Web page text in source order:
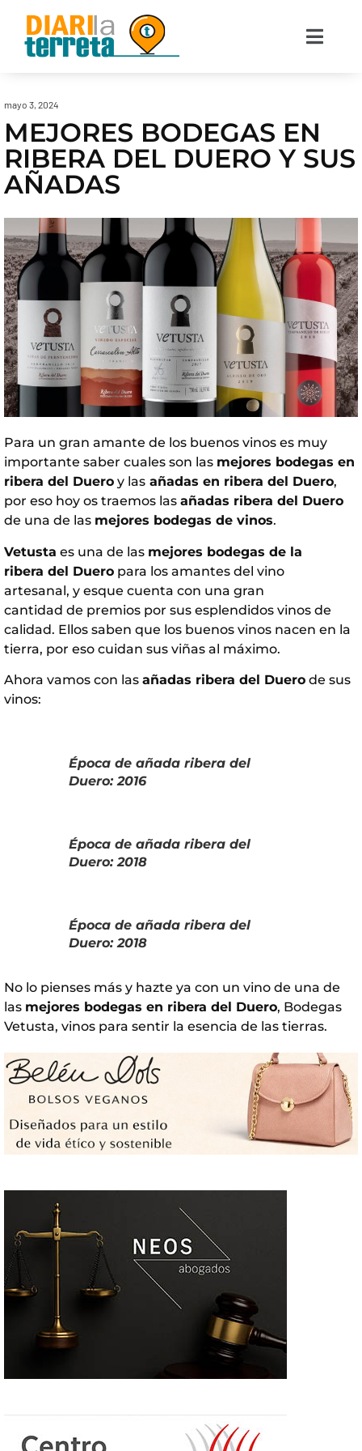
mayo 3, 2024
MEJORES BODEGAS EN
RIBERA DEL DUERO Y SUS
AÑADAS
Para un gran amante de los buenos vinos es muy
importante saber cuales son las mejores bodegas en
ribera del Duero y las añadas en ribera del Duero,
por eso hoy os traemos las añadas ribera del Duero
de una de las mejores bodegas de vinos.
Vetusta es una de las mejores bodegas de la
ribera del Duero para los amantes del vino
artesanal, y esque cuenta con una gran
cantidad de premios por sus esplendidos vinos de
calidad. Ellos saben que los buenos vinos nacen en la
tierra, por eso cuidan sus viñas al máximo.
Ahora vamos con las añadas ribera del Duero de sus
vinos:
Época de añada ribera del
Duero: 2016
Época de añada ribera del
Duero: 2018
Época de añada ribera del
Duero: 2018
No lo pienses más y hazte ya con un vino de una de
las mejores bodegas en ribera del Duero, Bodegas
Vetusta, vinos para sentir la esencia de las tierras.